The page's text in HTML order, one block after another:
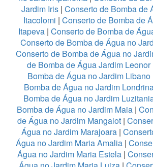
Jardim Iris| Conserto de Bomba de
Itacolomi | Conserto de Bomba de
Itapeva| Conserto de Bomba de
Conserto de Bomba de Água no
Conserto de Bomba de Água no
de Bomba de Água Jardim Leonor
Bomba de Água no Jardim Libano
Bomba de Água no Jardim
Bomba de Água no Jardim
Bomba de Água no Jardim Maia |
de Água no Jardim Mangalot |
Água no Jardim Marajoara |
Água no Jardim Maria Amalia |
Água no Jardim Maria Estela|